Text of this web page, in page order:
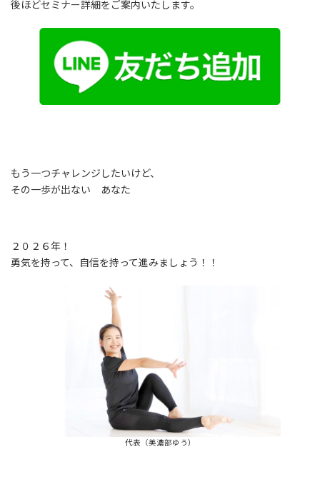
後ほどセミナー詳細をご案内いたします。
もう一つチャレンジしたいけど、
その一歩が出ない あなた
２０２６年！
勇気を持って、自信を持って進みましょう！！
代表（美濃部ゆう）